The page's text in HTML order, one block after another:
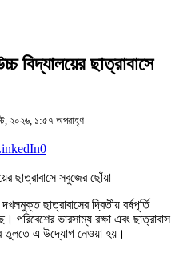
বিদ্যালয়ের ছাত্রাবাসে
২০২৬, ১:৫৭ অপরাহ্ণ
0
ছাত্রাবাসের দ্বিতীয় বর্ষপূর্তি
পরিবেশের ভারসাম্য রক্ষা এবং ছাত্রাবাস
তুলতে এ উদ্যোগ নেওয়া হয়।